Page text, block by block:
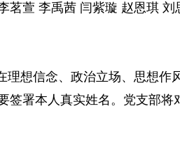
茗萱 李禹茜 闫紫璇 赵恩琪 刘
想信念、政治立场、思想作
署本人真实姓名。党支部